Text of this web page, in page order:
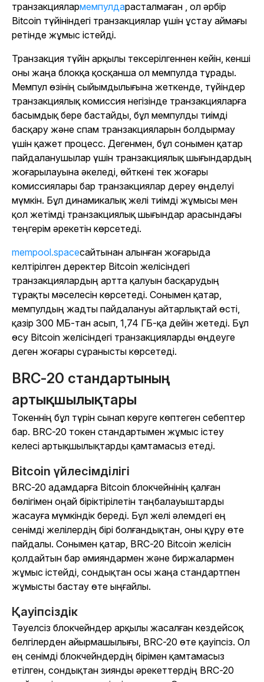
транзакциялармемпулдарасталмаған , ол әрбір
Bitcoin түйініндегі транзакциялар үшін ұстау аймағы
ретінде жұмыс істейді.
Транзакция түйін арқылы тексерілгеннен кейін, кенші
оны жаңа блокқа қосқанша ол мемпулда тұрады.
Мемпул өзінің сыйымдылығына жеткенде, түйіндер
транзакциялық комиссия негізінде транзакцияларға
басымдық бере бастайды, бұл мемпулды тиімді
басқару және спам транзакцияларын болдырмау
үшін қажет процесс. Дегенмен, бұл сонымен қатар
пайдаланушылар үшін транзакциялық шығындардың
жоғарылауына әкеледі, өйткені тек жоғары
комиссиялары бар транзакциялар дереу өңделуі
мүмкін. Бұл динамикалық желі тиімді жұмысы мен
қол жетімді транзакциялық шығындар арасындағы
теңгерім әрекетін көрсетеді.
mempool.spaceсайтынан алынған жоғарыда
келтірілген деректер Bitcoin желісіндегі
транзакциялардың артта қалуын басқарудың
тұрақты мәселесін көрсетеді. Сонымен қатар,
мемпулдың жадты пайдалануы айтарлықтай өсті,
қазір 300 МБ-тан асып, 1,74 ГБ-қа дейін жетеді. Бұл
өсу Bitcoin желісіндегі транзакцияларды өңдеуге
деген жоғары сұранысты көрсетеді.
BRC-20 стандартының
артықшылықтары
Токеннің бұл түрін сынап көруге көптеген себептер
бар. BRC-20 токен стандартымен жұмыс істеу
келесі артықшылықтарды қамтамасыз етеді.
Bitcoin үйлесімділігі
BRC-20 адамдарға Bitcoin блокчейнінің қалған
бөлігімен оңай біріктірілетін таңбалауыштарды
жасауға мүмкіндік береді. Бұл желі әлемдегі ең
сенімді желілердің бірі болғандықтан, оны құру өте
пайдалы. Сонымен қатар, BRC-20 Bitcoin желісін
қолдайтын бар әмияндармен және биржалармен
жұмыс істейді, сондықтан осы жаңа стандартпен
жұмысты бастау өте ыңғайлы.
Қауіпсіздік
Тәуелсіз блокчейндер арқылы жасалған кездейсоқ
белгілерден айырмашылығы, BRC-20 өте қауіпсіз. Ол
ең сенімді блокчейндердің бірімен қамтамасыз
етілген, сондықтан зиянды әрекеттердің BRC-20